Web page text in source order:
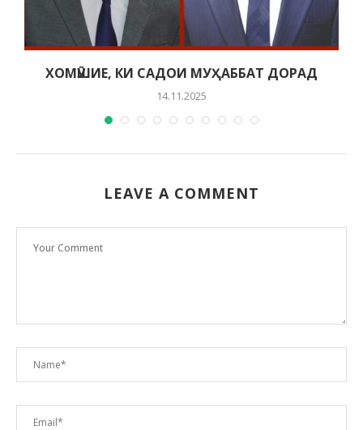
ХОМӮШИЕ, КИ САДОИ МУҲАББАТ ДОРАД
14.11.2025
LEAVE A COMMENT